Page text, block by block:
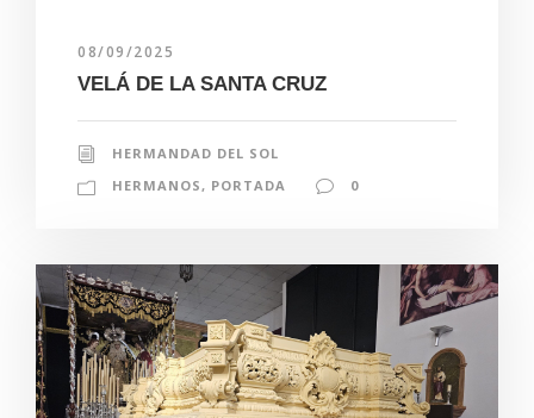
08/09/2025
VELÁ DE LA SANTA CRUZ
HERMANDAD DEL SOL
HERMANOS , PORTADA 0